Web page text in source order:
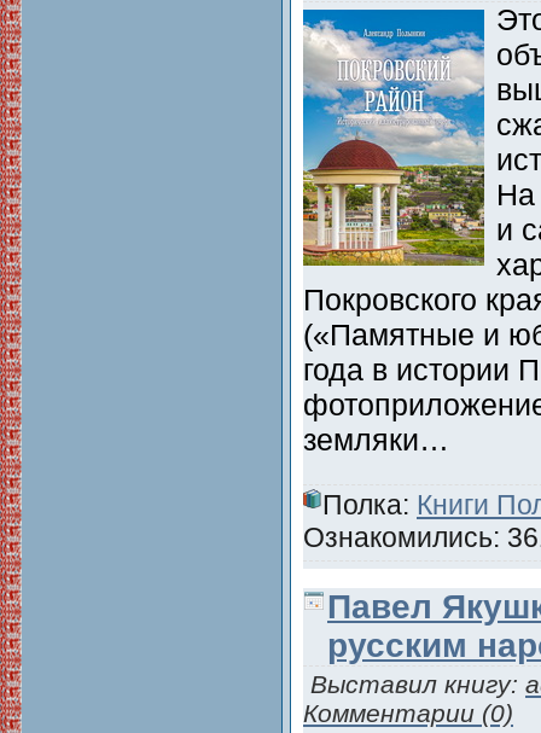
На
и
Покровского
(«Памятные и
года в истории
земляки…
Полка: Книги
Ознакомились:
Павел
русским
Выставил книгу:
Комментарии (0)